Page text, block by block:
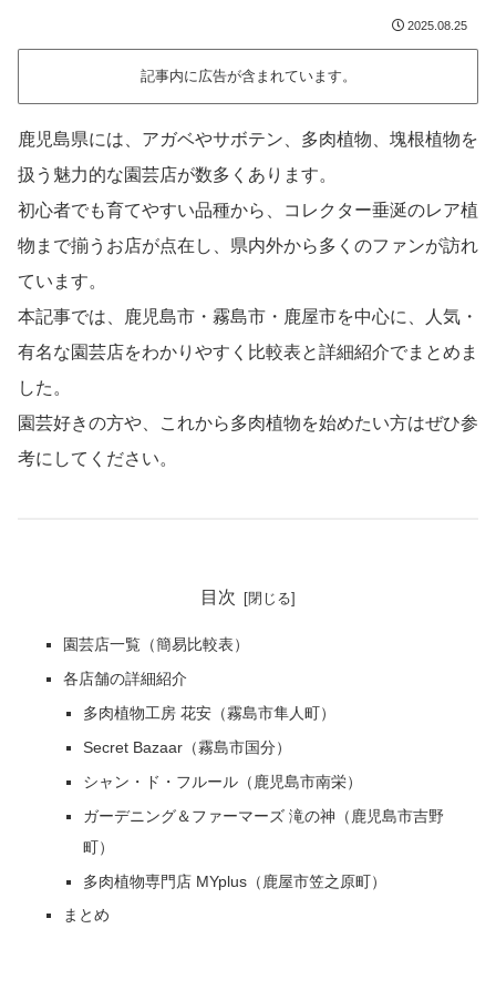
2025.08.25
記事内に広告が含まれています。
鹿児島県には、アガベやサボテン、多肉植物、塊根植物を
扱う魅力的な園芸店が数多くあります。
初心者でも育てやすい品種から、コレクター垂涎のレア植
物まで揃うお店が点在し、県内外から多くのファンが訪れ
ています。
本記事では、鹿児島市・霧島市・鹿屋市を中心に、人気・
有名な園芸店をわかりやすく比較表と詳細紹介でまとめま
した。
園芸好きの方や、これから多肉植物を始めたい方はぜひ参
考にしてください。
目次
園芸店一覧（簡易比較表）
各店舗の詳細紹介
多肉植物工房 花安（霧島市隼人町）
Secret Bazaar（霧島市国分）
シャン・ド・フルール（鹿児島市南栄）
ガーデニング＆ファーマーズ 滝の神（鹿児島市吉野
町）
多肉植物専門店 MYplus（鹿屋市笠之原町）
まとめ